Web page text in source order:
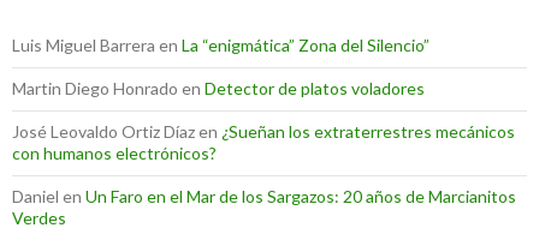
Luis Miguel Barrera en La “enigmática” Zona del Silencio”
Martin Diego Honrado en Detector de platos voladores
José Leovaldo Ortiz Díazen ¿Sueñan los extraterrestres mecánicos
con humanos electrónicos?
Daniel en Un Faro en el Mar de los Sargazos: 20 años de Marcianitos
Verdes